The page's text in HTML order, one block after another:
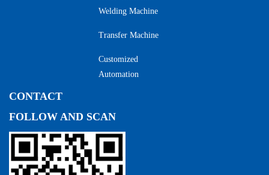
Welding Machine
Transfer Machine
Customized
Automation
CONTACT
FOLLOW AND SCAN